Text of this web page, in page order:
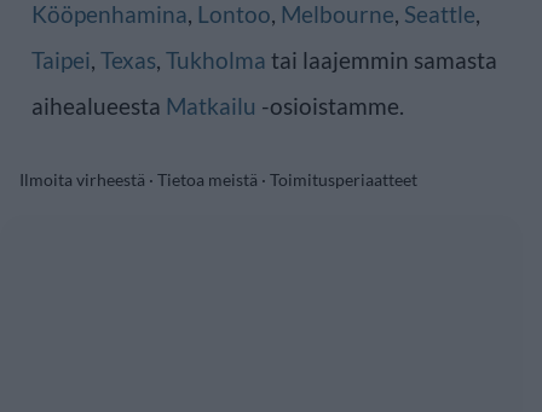
Kööpenhamina, Lontoo, Melbourne, Seattle,
Taipei, Texas, Tukholma tai laajemmin samasta
aihealueesta Matkailu -osioistamme.
Ilmoita virheestä · Tietoa meistä · Toimitusperiaatteet